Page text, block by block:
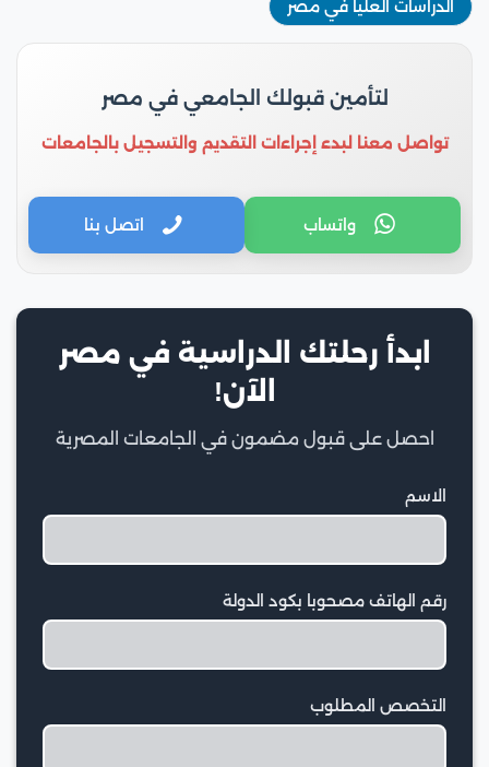
الدراسات العليا في مصر
لتأمين قبولك الجامعي في مصر
تواصل معنا لبدء إجراءات التقديم والتسجيل بالجامعات
واتساب اتصل بنا
ابدأ رحلتك الدراسية في مصر
الآن!
احصل على قبول مضمون في الجامعات المصرية
الاسم
رقم الهاتف مصحوبا بكود الدولة
التخصص المطلوب